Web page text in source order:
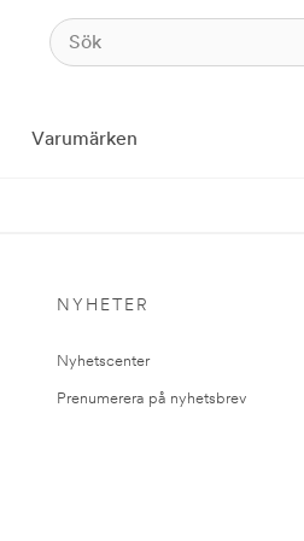
Varumärken
NYHETER
Nyhetscenter
Prenumerera på nyhetsbrev